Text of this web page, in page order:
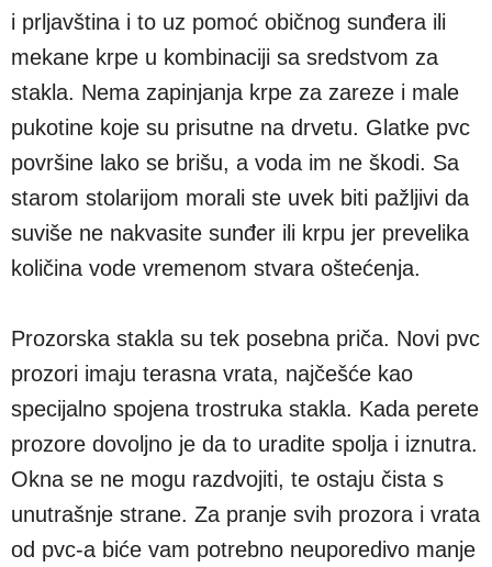
i prljavština i to uz pomoć običnog sunđera ili
mekane krpe u kombinaciji sa sredstvom za
stakla. Nema zapinjanja krpe za zareze i male
pukotine koje su prisutne na drvetu. Glatke pvc
površine lako se brišu, a voda im ne škodi. Sa
starom stolarijom morali ste uvek biti pažljivi da
suviše ne nakvasite sunđer ili krpu jer prevelika
količina vode vremenom stvara oštećenja.
Prozorska stakla su tek posebna priča. Novi pvc
prozori imaju terasna vrata, najčešće kao
specijalno spojena trostruka stakla. Kada perete
prozore dovoljno je da to uradite spolja i iznutra.
Okna se ne mogu razdvojiti, te ostaju čista s
unutrašnje strane. Za pranje svih prozora i vrata
od pvc-a biće vam potrebno neuporedivo manje